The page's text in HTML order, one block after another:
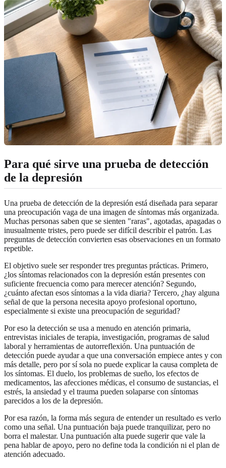
Para qué sirve una prueba de detección
de la depresión
Una prueba de detección de la depresión está diseñada para separar
una preocupación vaga de una imagen de síntomas más organizada.
Muchas personas saben que se sienten "raras", agotadas, apagadas o
inusualmente tristes, pero puede ser difícil describir el patrón. Las
preguntas de detección convierten esas observaciones en un formato
repetible.
El objetivo suele ser responder tres preguntas prácticas. Primero,
¿los síntomas relacionados con la depresión están presentes con
suficiente frecuencia como para merecer atención? Segundo,
¿cuánto afectan esos síntomas a la vida diaria? Tercero, ¿hay alguna
señal de que la persona necesita apoyo profesional oportuno,
especialmente si existe una preocupación de seguridad?
Por eso la detección se usa a menudo en atención primaria,
entrevistas iniciales de terapia, investigación, programas de salud
laboral y herramientas de autorreflexión. Una puntuación de
detección puede ayudar a que una conversación empiece antes y con
más detalle, pero por sí sola no puede explicar la causa completa de
los síntomas. El duelo, los problemas de sueño, los efectos de
medicamentos, las afecciones médicas, el consumo de sustancias, el
estrés, la ansiedad y el trauma pueden solaparse con síntomas
parecidos a los de la depresión.
Por esa razón, la forma más segura de entender un resultado es verlo
como una señal. Una puntuación baja puede tranquilizar, pero no
borra el malestar. Una puntuación alta puede sugerir que vale la
pena hablar de apoyo, pero no define toda la condición ni el plan de
atención adecuado.